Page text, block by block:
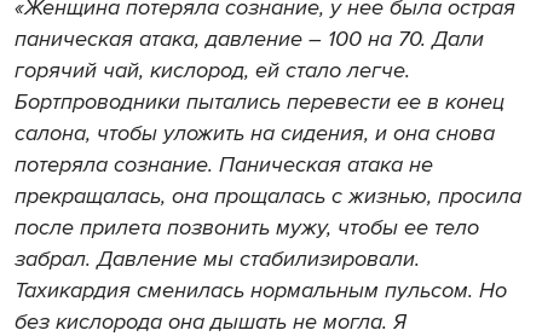
«Женщина потеряла сознание, у нее была острая
паническая атака, давление ― 100 на 70. Дали
горячий чай, кислород, ей стало легче.
Бортпроводники пытались перевести ее в конец
салона, чтобы уложить на сидения, и она снова
потеряла сознание. Паническая атака не
прекращалась, она прощалась с жизнью, просила
после прилета позвонить мужу, чтобы ее тело
забрал. Давление мы стабилизировали.
Тахикардия сменилась нормальным пульсом. Но
без кислорода она дышать не могла. Я